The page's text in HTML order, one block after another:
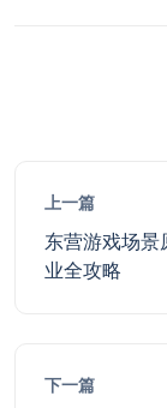
上一篇
东营游戏场
业全攻略
下一篇